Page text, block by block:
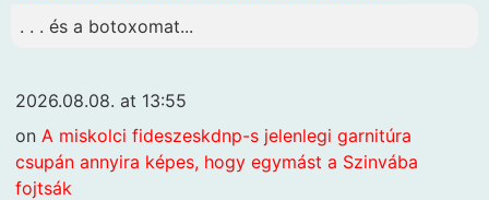
. . . és a botoxomat...
2026.08.08. at 13:55
on A miskolci fideszeskdnp-s jelenlegi garnitúra
csupán annyira képes, hogy egymást a Szinvába
fojtsák